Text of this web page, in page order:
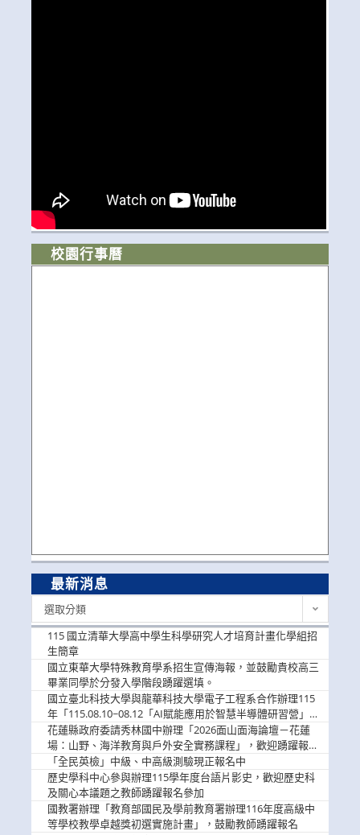
校園行事曆
最新消息
選取分類
115 國立清華大學高中學生科學研究人才培育計畫化學組招
生簡章
國立東華大學特殊教育學系招生宣傳海報，並鼓勵貴校高三
畢業同學於分發入學階段踴躍選填。
國立臺北科技大學與龍華科技大學電子工程系合作辦理115
年「115.08.10~08.12「AI賦能應用於智慧半導體研習營」，
歡迎學生踴躍報名參加
花蓮縣政府委請秀林國中辦理「2026面山面海論壇－花蓮
場：山野、海洋教育與戶外安全實務課程」，歡迎踴躍報名
參加
「全民英檢」中級、中高級測驗現正報名中
歷史學科中心參與辦理115學年度台語片影史，歡迎歷史科
及關心本議題之教師踴躍報名參加
國教署辦理「教育部國民及學前教育署辦理116年度高級中
等學校教學卓越獎初選實施計畫」，鼓勵教師踴躍報名